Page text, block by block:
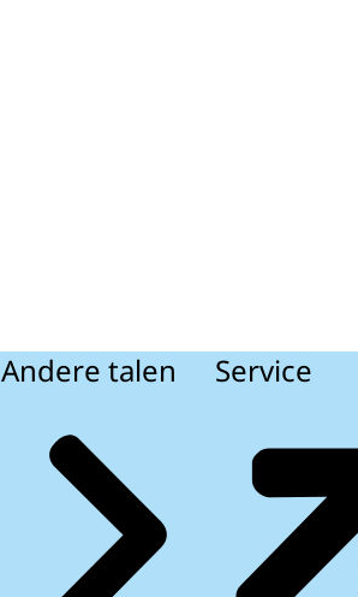
Andere talen Service